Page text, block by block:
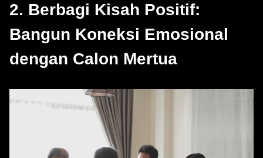
2. Berbagi Kisah Positif:
Bangun Koneksi Emosional
dengan Calon Mertua